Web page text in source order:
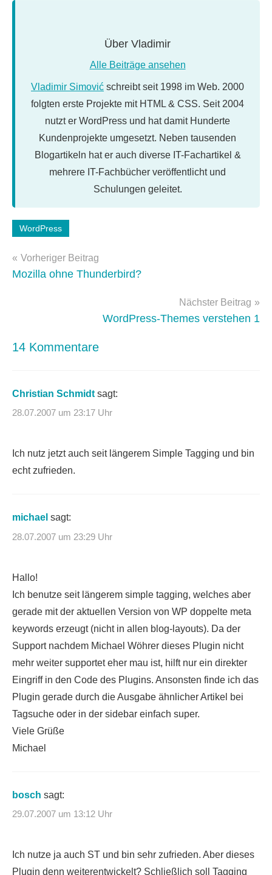
Über Vladimir
Alle Beiträge ansehen
Vladimir Simović schreibt seit 1998 im Web. 2000
folgten erste Projekte mit HTML & CSS. Seit 2004
nutzt er WordPress und hat damit Hunderte
Kundenprojekte umgesetzt. Neben tausenden
Blogartikeln hat er auch diverse IT-Fachartikel &
mehrere IT-Fachbücher veröffentlicht und
Schulungen geleitet.
Schlagwörter:
WordPress-
Plugins
WordPress
Beitragsnavigation
Vorheriger Beitrag
Mozilla ohne Thunderbird?
Nächster Beitrag
WordPress-Themes verstehen 1
14 Kommentare
Christian Schmidt sagt:
28.07.2007 um 23:17 Uhr
Ich nutz jetzt auch seit längerem Simple Tagging und bin
echt zufrieden.
michael sagt:
28.07.2007 um 23:29 Uhr
Hallo!
Ich benutze seit längerem simple tagging, welches aber
gerade mit der aktuellen Version von WP doppelte meta
keywords erzeugt (nicht in allen blog-layouts). Da der
Support nachdem Michael Wöhrer dieses Plugin nicht
mehr weiter supportet eher mau ist, hilft nur ein direkter
Eingriff in den Code des Plugins. Ansonsten finde ich das
Plugin gerade durch die Ausgabe ähnlicher Artikel bei
Tagsuche oder in der sidebar einfach super.
Viele Grüße
Michael
bosch sagt:
29.07.2007 um 13:12 Uhr
Ich nutze ja auch ST und bin sehr zufrieden. Aber dieses
Plugin denn weiterentwickelt? Schließlich soll Tagging